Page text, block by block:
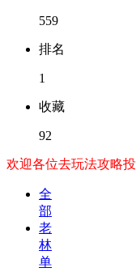
559
排名
1
收藏
92
欢迎各位去玩法攻略
全
部
老
林
单